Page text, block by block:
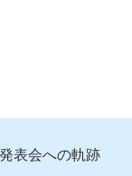
表会への軌跡